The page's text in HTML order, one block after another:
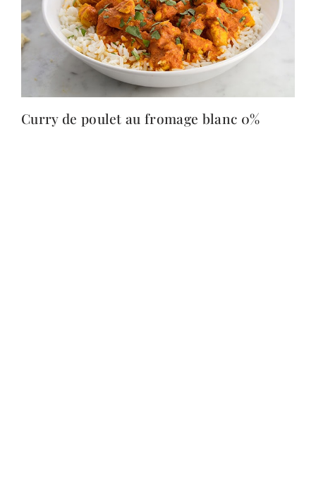
Curry de poulet au fromage blanc 0%